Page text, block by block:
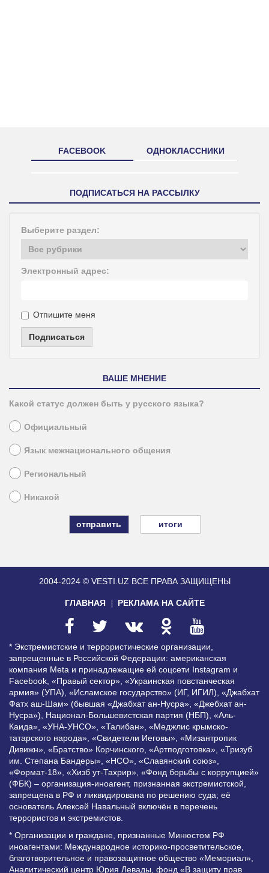
FACEBOOK ОДНОКЛАССНИКИ
ПОДПИСАТЬСЯ НА РАССЫЛКУ
Выберите раздел:
Электронный адрес:
Отпишите меня
Подписаться
ВАШЕ МНЕНИЕ
Какой статус должен быть у русского языка?
Официальный
Язык межнационального общения
Региональный
Никакой
итоги
2004-2024 © VESTI.UZ ВСЕ ПРАВА ЗАЩИЩЕНЫ
ГЛАВНАЯ РЕКЛАМА НА САЙТЕ
* Экстремистские и террористические организации,
запрещенные в Российской Федерации: американская
компания Meta и принадлежащие ей соцсети Instagram и
Facebook, «Правый сектор», «Украинская повстанческая
армия» (УПА), «Исламское государство» (ИГ, ИГИЛ), «Джабхат
Фатх аш-Шам» (бывшая «Джабхат ан-Нусра», «Джебхат ан-
Нусра»), Национал-Большевистская партия (НБП), «Аль-
Каида», «УНА-УНСО», «Талибан», «Меджлис крымско-
татарского народа», «Свидетели Иеговы», «Мизантропик
Дивижн», «Братство» Корчинского, «Артподготовка», «Тризуб
им. Степана Бандеры», «НСО», «Славянский союз»,
«Формат-18», «Хизб ут-Тахрир», «Фонд борьбы с коррупцией»
(ФБК) – организация-иноагент, признанная экстремистской,
запрещена в РФ и ликвидирована по решению суда; её
основатель Алексей Навальный включён в перечень
террористов и экстремистов.
* Организации и граждане, признанные Минюстом РФ
иноагентами: Международное историко-просветительское,
благотворительное и правозащитное общество «Мемориал»,
Аналитический центр Юрия Левады, фонд «В защиту прав